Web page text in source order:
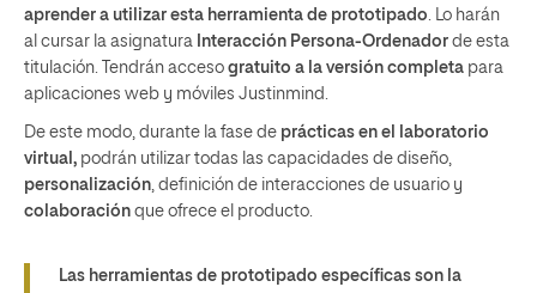
aprender a utilizar esta herramienta de prototipado. Lo harán
al cursar la asignatura Interacción Persona-Ordenador de esta
titulación. Tendrán acceso gratuito a la versión completa para
aplicaciones web y móviles Justinmind.
De este modo, durante la fase de prácticas en el laboratorio
virtual, podrán utilizar todas las capacidades de diseño,
personalización, definición de interacciones de usuario y
colaboración que ofrece el producto.
Las herramientas de prototipado específicas son la